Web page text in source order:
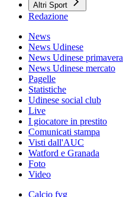
Altri Sport
Redazione
News
News Udinese
News Udinese primavera
News Udinese mercato
Pagelle
Statistiche
Udinese social club
Live
I giocatore in prestito
Comunicati stampa
Visti dall'AUC
Watford e Granada
Foto
Video
Calcio fvg